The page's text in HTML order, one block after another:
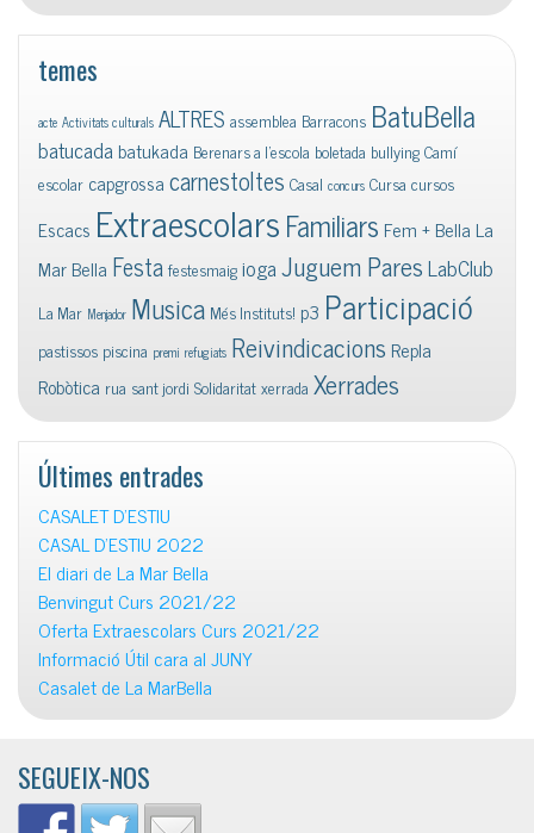
temes
acte Activitats culturals ALTRES assemblea Barracons BatuBella
batucadabatukada Berenars a l'escola boletada bullyingCamí
escolar capgrossacarnestoltes Casal concurs Cursa cursos
Escacs ExtraescolarsFamiliars Fem + Bella La
Mar Bella FestafestesmaigiogaJuguem ParesLabClub
La Mar Menjador Musica Més Instituts! p3 Participació
pastissos piscina premi refugiats Reivindicacions Repla
Robòtica rua sant jordi Solidaritatxerrada Xerrades
Últimes entrades
CASALET D’ESTIU
CASAL D’ESTIU 2022
El diari de La Mar Bella
Benvingut Curs 2021/22
Oferta Extraescolars Curs 2021/22
Informació Útil cara al JUNY
Casalet de La MarBella
SEGUEIX-NOS